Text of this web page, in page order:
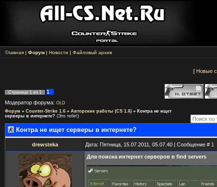
Главная | Форум | Новости | Файловый архив
[ Новые
Страница 1 из 1
1
Модератор форума: OLD
Форум » Counter-Strike 1.6 » Авторские работы (CS 1.6) » Контра не ищет
серверы в интернете? (Это тебе!)
Контра не ищет серверы в интернете?
drewsteka Дата: Пятница, 15.07.2011, 05.07.40 | Сообщение # 1
Для поиска интернет серверов в find servers